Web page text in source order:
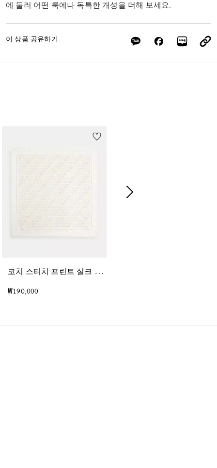
에 둘러 어떤 룩에나 독특한 개성을 더해 보세요.
이 상품 공유하기
코
치 스티치 프린트 실크 반다나
₩190,000